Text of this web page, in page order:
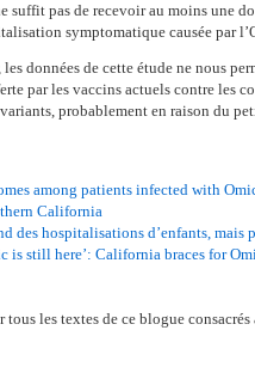
suffit pas de recevoir au moins une
symptomatique causée par
les données de cette étude ne nous
par les vaccins actuels contre les
probablement en raison du
among patients infected with
California
des hospitalisations d’enfants, mais
is still here’: California braces for
tous les textes de ce blogue